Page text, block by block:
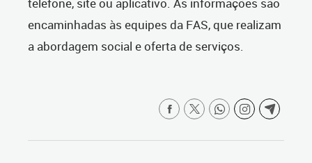
encaminhadas às equipes da FAS, que realizam
a abordagem social e oferta de serviços.